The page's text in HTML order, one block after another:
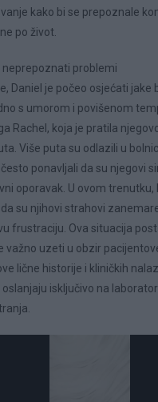
kako bi se prepoznale
po život.
neprepoznati problemi
Daniel je počeo osjećati jake
s umorom i povišenom
Rachel, koja je pratila
Više puta su odlazili u
ponavljali da su njegovi
oporavak. U ovom trenutku,
su njihovi strahovi
frustraciju. Ova situacija
važno uzeti u obzir
lične historije i kliničkih
isključivo na